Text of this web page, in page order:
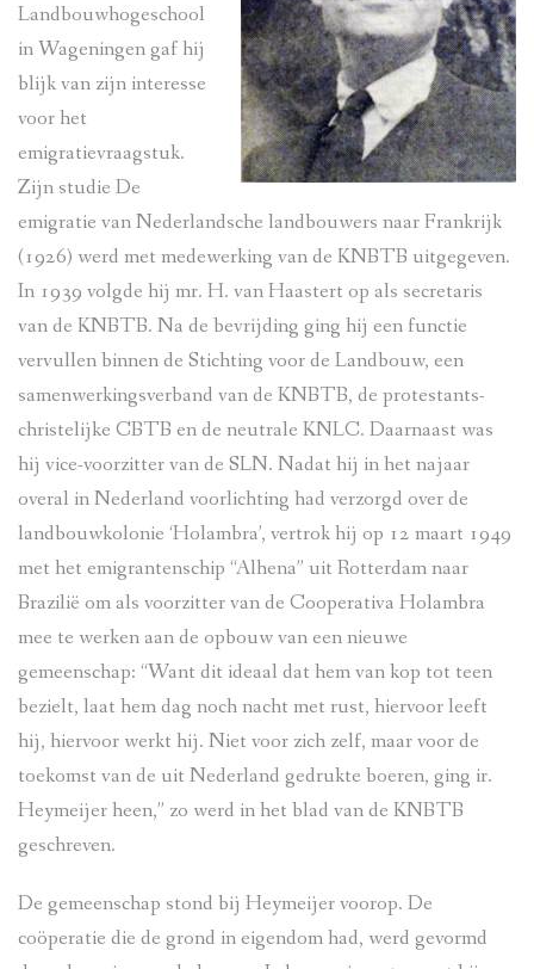
Landbouwhogeschool
in Wageningen gaf hij
blijk van zijn interesse
voor het
emigratievraagstuk.
Zijn studie De
emigratie van Nederlandsche landbouwers naar Frankrijk
(1926) werd met medewerking van de KNBTB uitgegeven.
In 1939 volgde hij mr. H. van Haastert op als secretaris
van de KNBTB. Na de bevrijding ging hij een functie
vervullen binnen de Stichting voor de Landbouw, een
samenwerkingsverband van de KNBTB, de protestants-
christelijke CBTB en de neutrale KNLC. Daarnaast was
hij vice-voorzitter van de SLN. Nadat hij in het najaar
overal in Nederland voorlichting had verzorgd over de
landbouwkolonie ‘Holambra’, vertrok hij op 12 maart 1949
met het emigrantenschip “Alhena” uit Rotterdam naar
Brazilië om als voorzitter van de Cooperativa Holambra
mee te werken aan de opbouw van een nieuwe
gemeenschap: “Want dit ideaal dat hem van kop tot teen
bezielt, laat hem dag noch nacht met rust, hiervoor leeft
hij, hiervoor werkt hij. Niet voor zich zelf, maar voor de
toekomst van de uit Nederland gedrukte boeren, ging ir.
Heymeijer heen,” zo werd in het blad van de KNBTB
geschreven.
De gemeenschap stond bij Heymeijer voorop. De
coöperatie die de grond in eigendom had, werd gevormd